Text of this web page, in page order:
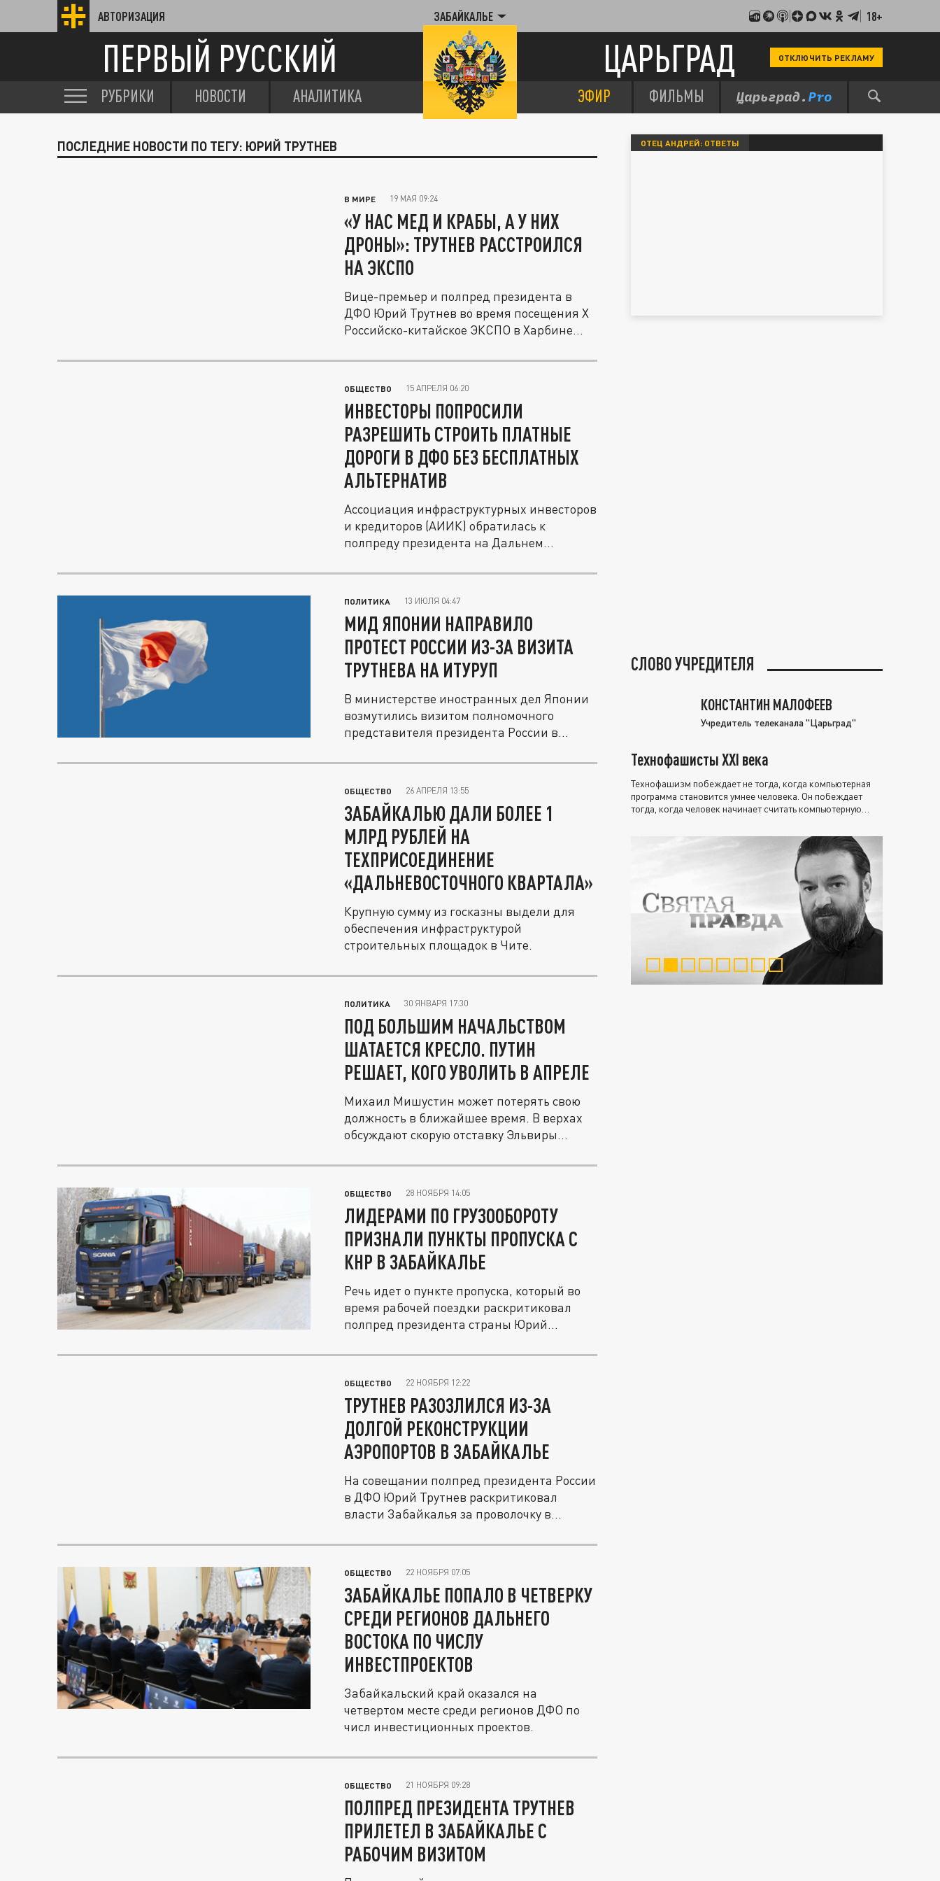
АВТОРИЗАЦИЯ ЗАБАЙКАЛЬЕ 18+
ПЕРВЫЙ РУССКИЙ ЦАРЬГРАД ОТКЛЮЧИТЬ РЕКЛАМУ
РУБРИКИ НОВОСТИ АНАЛИТИКА ЭФИР ФИЛЬМЫ
ПОСЛЕДНИЕ НОВОСТИ ПО ТЕГУ: ЮРИЙ ТРУТНЕВ
В МИРЕ 19 МАЯ 09:24
«У НАС МЕД И КРАБЫ, А У НИХ
ДРОНЫ»: ТРУТНЕВ РАССТРОИЛСЯ
НА ЭКСПО
Вице-премьер и полпред президента в
ДФО Юрий Трутнев во время посещения Х
Российско-китайское ЭКСПО в Харбине...
ОБЩЕСТВО 15 АПРЕЛЯ 06:20
ИНВЕСТОРЫ ПОПРОСИЛИ
РАЗРЕШИТЬ СТРОИТЬ ПЛАТНЫЕ
ДОРОГИ В ДФО БЕЗ БЕСПЛАТНЫХ
АЛЬТЕРНАТИВ
Ассоциация инфраструктурных инвесторов
и кредиторов (АИИК) обратилась к
полпреду президента на Дальнем
ПОЛИТИКА 13 ИЮЛЯ 04:47
МИД ЯПОНИИ НАПРАВИЛО
ПРОТЕСТ РОССИИ ИЗ-ЗА ВИЗИТА
ТРУТНЕВА НА ИТУРУП
В министерстве иностранных дел Японии
возмутились визитом полномочного
представителя президента России в
ОБЩЕСТВО 26 АПРЕЛЯ 13:55
ЗАБАЙКАЛЬЮ ДАЛИ БОЛЕЕ 1
МЛРД РУБЛЕЙ НА
ТЕХПРИСОЕДИНЕНИЕ
«ДАЛЬНЕВОСТОЧНОГО КВАРТАЛА»
Крупную сумму из госказны выдели для
обеспечения инфраструктурой
строительных площадок в Чите.
ПОЛИТИКА 30 ЯНВАРЯ 17:30
ПОД БОЛЬШИМ НАЧАЛЬСТВОМ
ШАТАЕТСЯ КРЕСЛО. ПУТИН
РЕШАЕТ, КОГО УВОЛИТЬ В АПРЕЛЕ
Михаил Мишустин может потерять свою
должность в ближайшее время. В верхах
обсуждают скорую отставку Эльвиры...
ОБЩЕСТВО 28 НОЯБРЯ 14:05
ЛИДЕРАМИ ПО ГРУЗООБОРОТУ
ПРИЗНАЛИ ПУНКТЫ ПРОПУСКА С
КНР В ЗАБАЙКАЛЬЕ
Речь идет о пункте пропуска, который во
время рабочей поездки раскритиковал
полпред президента страны Юрий...
ОБЩЕСТВО 22 НОЯБРЯ 12:22
ТРУТНЕВ РАЗОЗЛИЛСЯ ИЗ-ЗА
ДОЛГОЙ РЕКОНСТРУКЦИИ
АЭРОПОРТОВ В ЗАБАЙКАЛЬЕ
На совещании полпред президента России
в ДФО Юрий Трутнев раскритиковал
власти Забайкалья за проволочку в...
ОБЩЕСТВО 22 НОЯБРЯ 07:05
ЗАБАЙКАЛЬЕ ПОПАЛО В ЧЕТВЕРКУ
СРЕДИ РЕГИОНОВ ДАЛЬНЕГО
ВОСТОКА ПО ЧИСЛУ
ИНВЕСТПРОЕКТОВ
Забайкальский край оказался на
четвертом месте среди регионов ДФО по
числ инвестиционных проектов.
ОБЩЕСТВО 21 НОЯБРЯ 09:28
ПОЛПРЕД ПРЕЗИДЕНТА ТРУТНЕВ
ПРИЛЕТЕЛ В ЗАБАЙКАЛЬЕ С
РАБОЧИМ ВИЗИТОМ
ОТЕЦ АНДРЕЙ: ОТВЕТЫ
СЛОВО УЧРЕДИТЕЛЯ
КОНСТАНТИН МАЛОФЕЕВ
Учредитель телеканала "Царьград"
Технофашисты XXI века
Технофашизм побеждает не тогда, когда компьютерная
программа становится умнее человека. Он побеждает
тогда, когда человек начинает считать компьютерную